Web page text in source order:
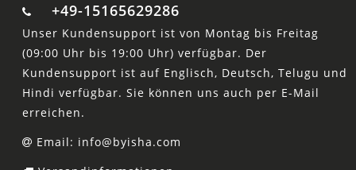
+49-15165629286
Unser Kundensupport ist von Montag bis Freitag
(09:00 Uhr bis 19:00 Uhr) verfügbar. Der
Kundensupport ist auf Englisch, Deutsch, Telugu und
Hindi verfügbar. Sie können uns auch per E-Mail
erreichen.
Email: info@byisha.com